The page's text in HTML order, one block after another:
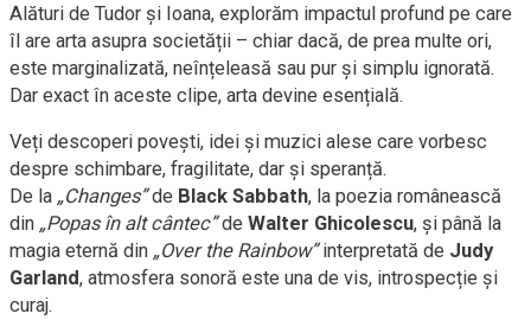
Alături de Tudor și Ioana, explorăm impactul profund pe care
îl are arta asupra societății – chiar dacă, de prea multe ori,
este marginalizată, neînțeleasă sau pur și simplu ignorată.
Dar exact în aceste clipe, arta devine esențială.
Veți descoperi povești, idei și muzici alese care vorbesc
despre schimbare, fragilitate, dar și speranță.
De la „Changes”de Black Sabbath, la poezia românească
din „Popas în alt cântec”de Walter Ghicolescu, și până la
magia eternă din „Over the Rainbow”interpretată de Judy
Garland, atmosfera sonoră este una de vis, introspecție și
curaj.